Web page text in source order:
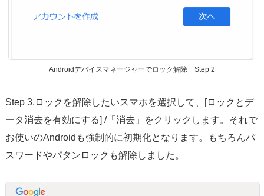
Androidデバイスマネージャーでロック解除 Step 2
Step 3.ロックを解除したいスマホを選択して、[ロックとデ
ータ消去を有効にする] /「消去」をクリックします。それで
お使いのAndroidも強制的に初期化となります。もちろんパ
スワードやパタンロックも解除しました。